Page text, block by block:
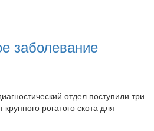
заболевание
отдел поступили три
рогатого скота для